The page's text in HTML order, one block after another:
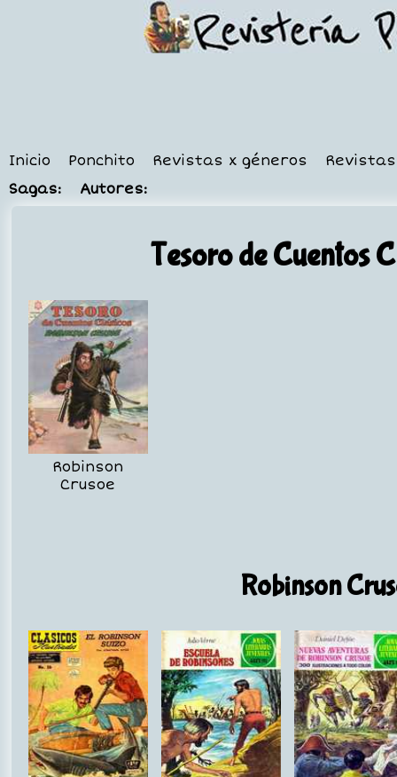
Inicio Ponchito Revistas x géneros
Sagas:
Autores:
Tesoro de Cuentos
Robinson
Crusoe
Robinson